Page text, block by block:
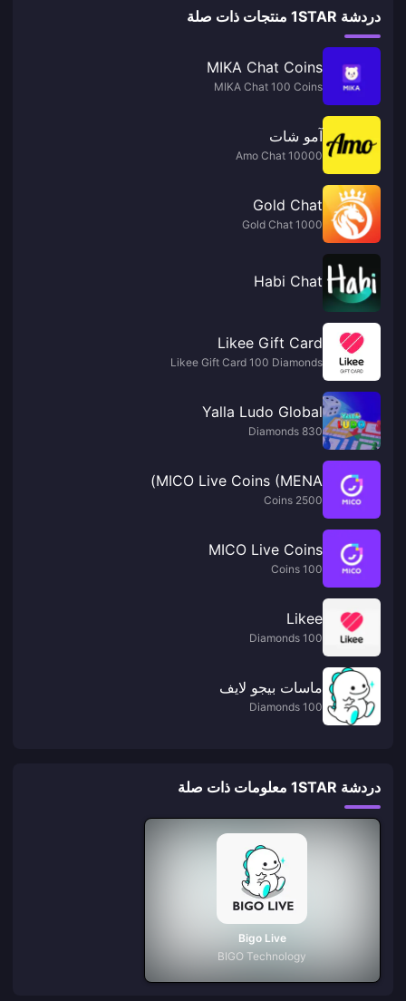
دردشة 1STAR منتجات ذات صلة
MIKA Chat Coins
MIKA Chat 100 Coins
آمو شات
Amo Chat 10000
Gold Chat
Gold Chat 1000
Habi Chat
Likee Gift Card
Likee Gift Card 100 Diamonds
Yalla Ludo Global
830 Diamonds
MICO Live Coins (MENA)
2500 Coins
MICO Live Coins
100 Coins
Likee
100 Diamonds
ماسات بيجو لايف
100 Diamonds
دردشة 1STAR معلومات ذات صلة
Bigo Live
BIGO Technology